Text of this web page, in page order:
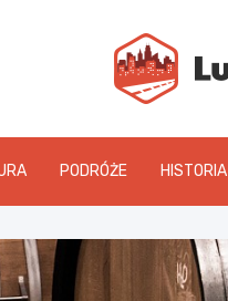
PODRÓŻE HISTORIA